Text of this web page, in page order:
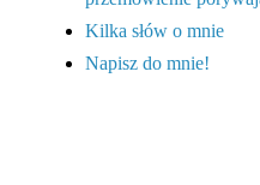
Kilka słów o mnie
Napisz do mnie!